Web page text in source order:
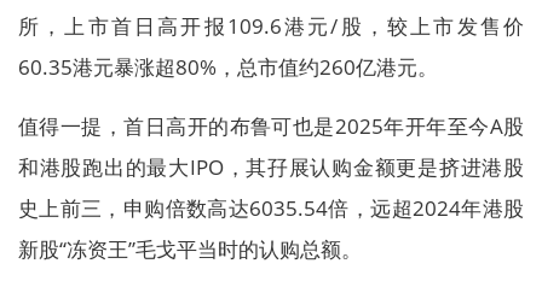
所，上市首日高开报109.6港元/股，较上市发售价
60.35港元暴涨超80%，总市值约260亿港元。
值得一提，首日高开的布鲁可也是2025年开年至今A股
和港股跑出的最大IPO，其孖展认购金额更是挤进港股
史上前三，申购倍数高达6035.54倍，远超2024年港股
新股“冻资王”毛戈平当时的认购总额。